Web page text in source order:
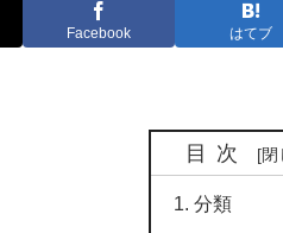
Facebook はてブ
目次
分類